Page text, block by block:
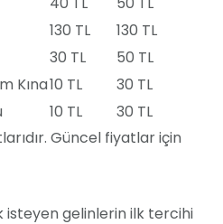
130 TL
130 TL
30 TL
50 TL
Kına10 TL
30 TL
10 TL
30 TL
Güncel fiyatlar için
isteyen gelinlerin ilk tercihi